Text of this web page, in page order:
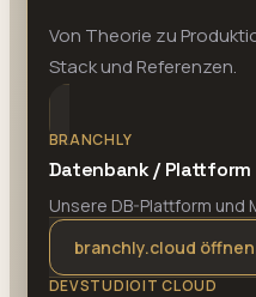
Von Theorie zu
Stack und Referenzen.
BRANCHLY
Datenbank / Plattform
Unsere DB-Plattform und
branchly.cloud öffnen
DEVSTUDIOIT CLOUD